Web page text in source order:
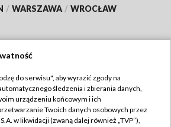
/ WARSZAWA / WROCŁAW
TVP
Regulamin TVP
do serwisu", aby wyrazić zgody na
śledzenia i zbierania danych,
urządzeniu końcowym i ich
Twoich danych osobowych przez
w likwidacji (zwaną dalej również „TVP”),